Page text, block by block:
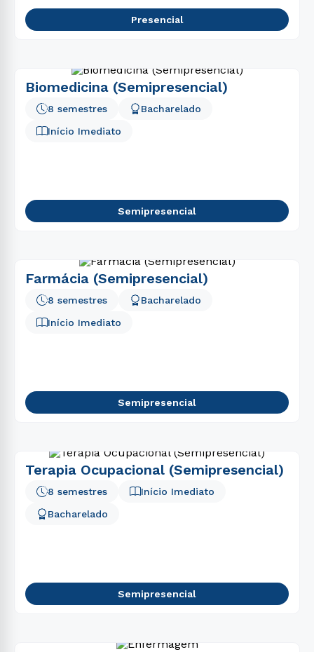
Presencial
Biomedicina (Semipresencial)
Bacharelado
Início Imediato
8 semestres
Semipresencial
Farmácia (Semipresencial)
8 semestres
Bacharelado
Início Imediato
Semipresencial
Terapia Ocupacional (Semipresencial)
8 semestres
Início Imediato
Bacharelado
Semipresencial